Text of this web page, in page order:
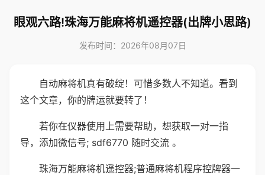
眼观六路!珠海万能麻将机遥控器(出牌小思路)
发布时间：2026年08月07日
自动麻将机真有破绽！可惜多数人不知道。看到
这个文章，你的牌运就要转了！
若你在仪器使用上需要帮助，想获取一对一指
导，添加微信号; sdf6770 随时交流 。
珠海万能麻将机遥控器;普通麻将机程序控牌器一